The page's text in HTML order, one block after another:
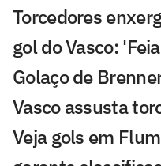
Torcedores
gol do Vasco:
Golaço de
Vasco assusta
Veja gols em